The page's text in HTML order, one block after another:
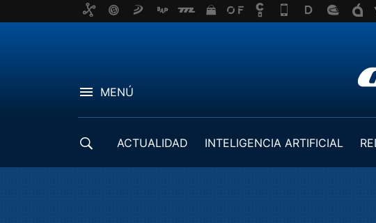
MENÚ
ACTUALIDAD INTELIGENCIA ARTIFICIAL